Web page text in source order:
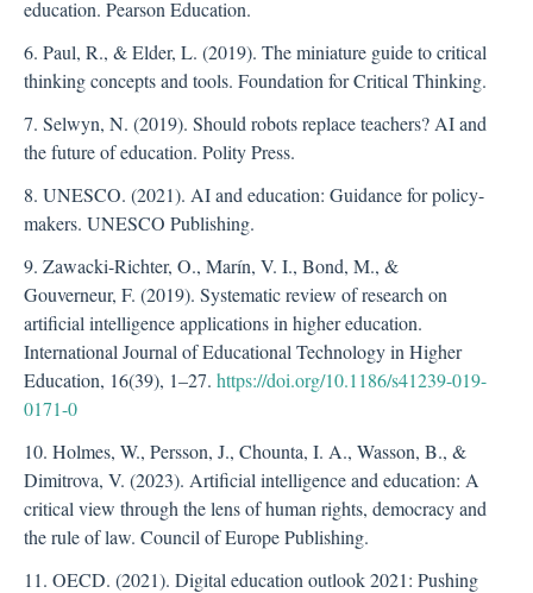
education. Pearson Education.
6. Paul, R., & Elder, L. (2019). The miniature guide to critical
thinking concepts and tools. Foundation for Critical Thinking.
7. Selwyn, N. (2019). Should robots replace teachers? AI and
the future of education. Polity Press.
8. UNESCO. (2021). AI and education: Guidance for policy-
makers. UNESCO Publishing.
9. Zawacki-Richter, O., Marín, V. I., Bond, M., &
Gouverneur, F. (2019). Systematic review of research on
artificial intelligence applications in higher education.
International Journal of Educational Technology in Higher
Education, 16(39), 1–27. https://doi.org/10.1186/s41239-019-
0171-0
10. Holmes, W., Persson, J., Chounta, I. A., Wasson, B., &
Dimitrova, V. (2023). Artificial intelligence and education: A
critical view through the lens of human rights, democracy and
the rule of law. Council of Europe Publishing.
11. OECD. (2021). Digital education outlook 2021: Pushing